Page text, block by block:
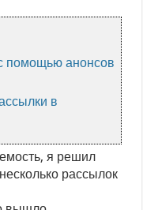
помощью анонсов
в
я решил
рассылок